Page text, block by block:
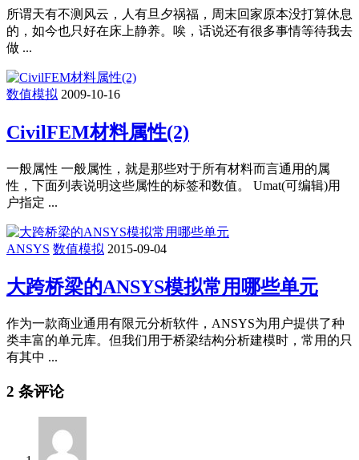
所谓天有不测风云，人有旦夕祸福，周末回家原本没打算休息
的，如今也只好在床上静养。唉，话说还有很多事情等待我去
做 ...
数值模拟 2009-10-16
CivilFEM材料属性(2)
一般属性 一般属性，就是那些对于所有材料而言通用的属
性，下面列表说明这些属性的标签和数值。 Umat(可编辑)用
户指定 ...
ANSYS 数值模拟 2015-09-04
大跨桥梁的ANSYS模拟常用哪些单元
作为一款商业通用有限元分析软件，ANSYS为用户提供了种
类丰富的单元库。但我们用于桥梁结构分析建模时，常用的只
有其中 ...
2 条评论